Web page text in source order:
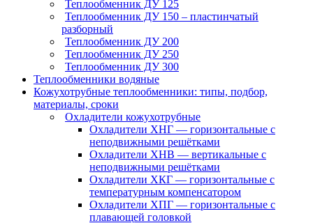
Теплообменник ДУ 125
Теплообменник ДУ 150 – пластинчатый
разборный
Теплообменник ДУ 200
Теплообменник ДУ 250
Теплообменник ДУ 300
Теплообменники водяные
Кожухотрубные теплообменники: типы, подбор,
материалы, сроки
Охладители кожухотрубные
Охладители ХНГ — горизонтальные с
неподвижными решётками
Охладители ХНВ — вертикальные с
неподвижными решётками
Охладители ХКГ — горизонтальные с
температурным компенсатором
Охладители ХПГ — горизонтальные с
плавающей головкой